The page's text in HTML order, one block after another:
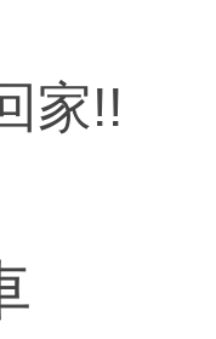
家!!